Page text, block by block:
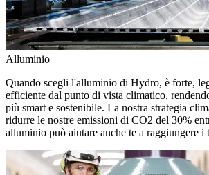
Alluminio
Quando scegli l'alluminio di Hydro, è forte,
efficiente dal punto di vista climatico,
più smart e sostenibile. La nostra strategia
ridurre le nostre emissioni di CO2 del 30%
alluminio può aiutare anche te a raggiungere